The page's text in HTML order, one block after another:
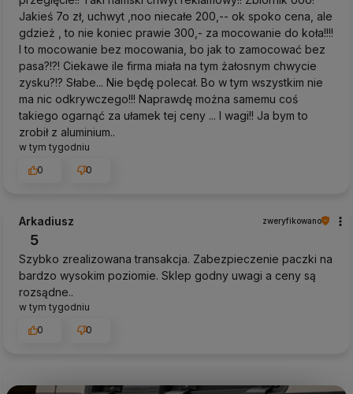
Jakieś 7o zł, uchwyt ,noo niecałe 200,-- ok spoko cena, ale
gdzież , to nie koniec prawie 300,- za mocowanie do koła!!!!
I to mocowanie bez mocowania, bo jak to zamocować bez
pasa?!?! Ciekawe ile firma miała na tym żałosnym chwycie
zysku?!? Słabe... Nie będę polecał. Bo w tym wszystkim nie
ma nic odkrywczego!!! Naprawdę można samemu coś
takiego ogarnąć za ułamek tej ceny ... I wagi!! Ja bym to
zrobił z aluminium..
w tym tygodniu
0
0
Arkadiusz zweryfikowano
5
Szybko zrealizowana transakcja. Zabezpieczenie paczki na
bardzo wysokim poziomie. Sklep godny uwagi a ceny są
rozsądne..
w tym tygodniu
0
0